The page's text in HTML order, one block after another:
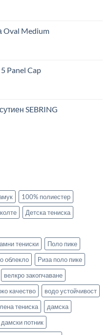
Oval Medium
Panel Cap
SEBRING
100% полиестер
Детска тениска
тениски
Поло пике
облекло
Риза поло пике
велкро закопчаване
качество
водо устойчивост
тениска
дамска
дамски потник